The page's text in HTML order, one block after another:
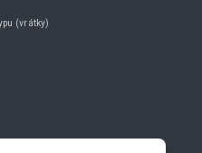
(vrátky)